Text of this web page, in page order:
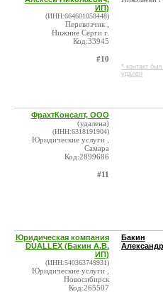
ИП)
(ИНН:664601058448)
Перевозчик ,
Нижние Серги г.
Код:33945
#10
* контакт
удален
ФрахтКонсалт, ООО
(удалена)
(ИНН:6318191904)
Юридические услуги ,
Самара
Код:2899686
#11
Юридическая компания
DUALLEX (Бакин А.В.
ИП)
(ИНН:540363749931)
Юридические услуги ,
Новосибирск
Код:265507
Бакин
Александр